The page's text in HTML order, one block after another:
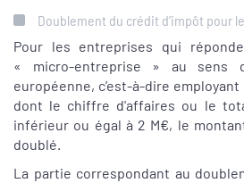
Doublement du crédit d’impôt pour
Pour les entreprises qui
« micro-entreprise » au sens
européenne, c’est-à-dire
dont le chiffre d'affaires ou le
inférieur ou égal à 2 M€, le
doublé.
La partie correspondant au